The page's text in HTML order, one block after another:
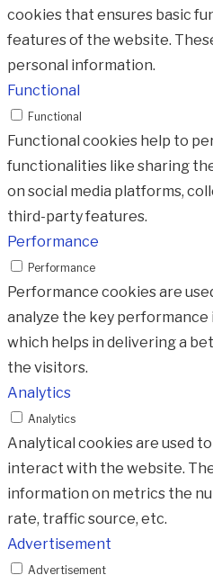
cookies that ensures basic
features of the website.
personal information.
Functional
Functional
Functional cookies help to
functionalities like sharing
on social media platforms,
third-party features.
Performance
Performance
Performance cookies are
analyze the key
which helps in delivering a
the visitors.
Analytics
Analytics
Analytical cookies are used
interact with the website.
information on metrics the
rate, traffic source, etc.
Advertisement
Advertisement